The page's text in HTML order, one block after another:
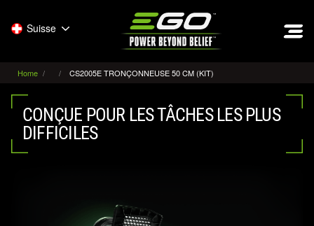
Suisse
Home CS2005E TRONÇONNEUSE 50 CM (KIT)
CONÇUE POUR LES TÂCHES LES PLUS
DIFFICILES